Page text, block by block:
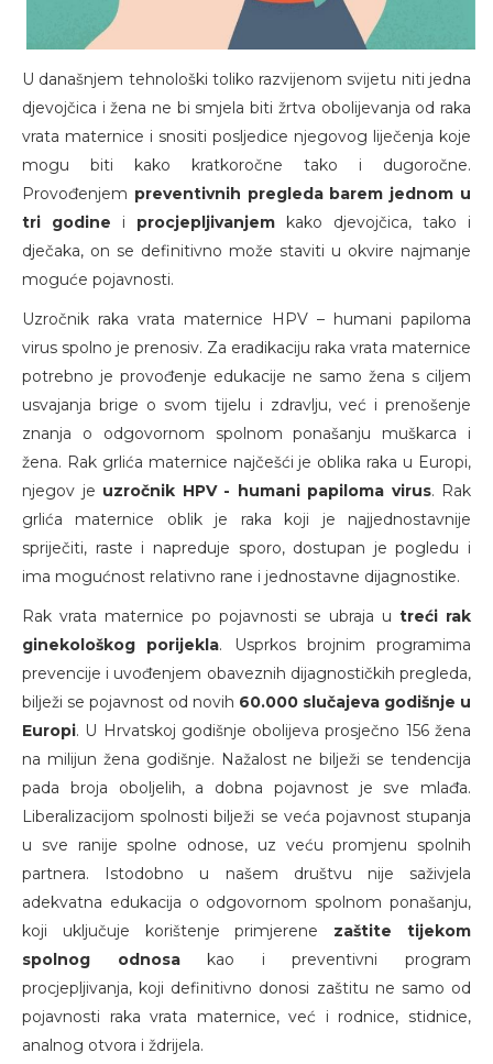
U današnjem tehnološki toliko razvijenom svijetu niti jedna
djevojčica i žena ne bi smjela biti žrtva obolijevanja od raka
vrata maternice i snositi posljedice njegovog liječenja koje
mogu biti kako kratkoročne tako i dugoročne.
Provođenjem preventivnih pregleda barem jednom u
tri godine i procjepljivanjem kako djevojčica, tako i
dječaka, on se definitivno može staviti u okvire najmanje
moguće pojavnosti.
Uzročnik raka vrata maternice HPV – humani papiloma
virus spolno je prenosiv. Za eradikaciju raka vrata maternice
potrebno je provođenje edukacije ne samo žena s ciljem
usvajanja brige o svom tijelu i zdravlju, već i prenošenje
znanja o odgovornom spolnom ponašanju muškarca i
žena. Rak grlića maternice najčešći je oblika raka u Europi,
njegov je uzročnik HPV - humani papiloma virus. Rak
grlića maternice oblik je raka koji je najjednostavnije
spriječiti, raste i napreduje sporo, dostupan je pogledu i
ima mogućnost relativno rane i jednostavne dijagnostike.
Rak vrata maternice po pojavnosti se ubraja utreći rak
ginekološkog porijekla. Usprkos brojnim programima
prevencije i uvođenjem obaveznih dijagnostičkih pregleda,
bilježi se pojavnost od novih 60.000 slučajeva godišnje u
Europi. U Hrvatskoj godišnje obolijeva prosječno 156 žena
na milijun žena godišnje. Nažalost ne bilježi se tendencija
pada broja oboljelih, a dobna pojavnost je sve mlađa.
Liberalizacijom spolnosti bilježi se veća pojavnost stupanja
u sve ranije spolne odnose, uz veću promjenu spolnih
partnera. Istodobno u našem društvu nije saživjela
adekvatna edukacija o odgovornom spolnom ponašanju,
koji uključuje korištenje primjerene zaštite tijekom
spolnog odnosakao i preventivni program
procjepljivanja, koji definitivno donosi zaštitu ne samo od
pojavnosti raka vrata maternice, već i rodnice, stidnice,
analnog otvora i ždrijela.